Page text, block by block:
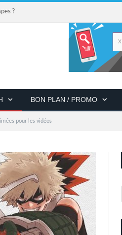
?
BON PLAN / PROMO
pour les vidéos